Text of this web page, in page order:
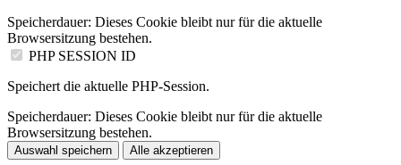
Speicherdauer: Dieses Cookie bleibt nur für die aktuelle
Browsersitzung bestehen.
PHP SESSION ID
Speichert die aktuelle PHP-Session.
Speicherdauer: Dieses Cookie bleibt nur für die aktuelle
Browsersitzung bestehen.
Auswahl speichern Alle akzeptieren